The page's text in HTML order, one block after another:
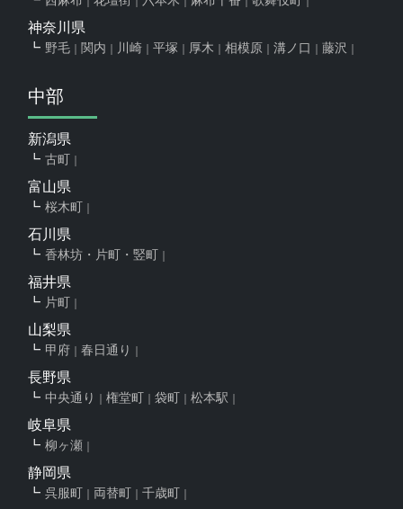
神奈川県
野毛 関内 川崎 平塚 厚木 相模原 溝ノ口 藤沢
中部
新潟県
古町
富山県
桜木町
石川県
香林坊・片町・竪町
福井県
片町
山梨県
甲府 春日通り
長野県
中央通り 権堂町 袋町 松本駅
岐阜県
柳ヶ瀬
静岡県
呉服町 両替町 千歳町